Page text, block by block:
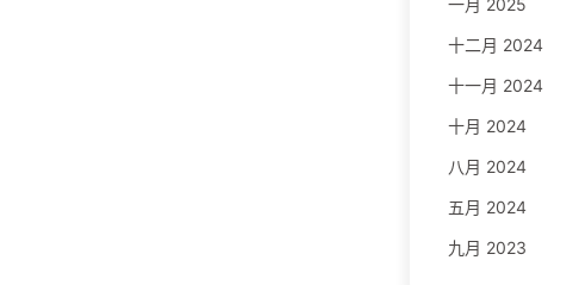
一月 2025
十二月 2024
十一月 2024
十月 2024
八月 2024
五月 2024
九月 2023